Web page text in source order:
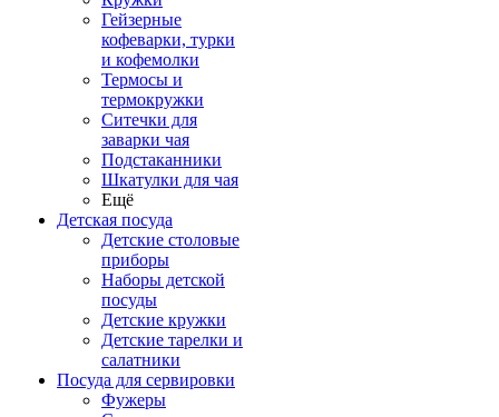
Гейзерные
кофеварки, турки
и кофемолки
Термосы и
термокружки
Ситечки для
заварки чая
Подстаканники
Шкатулки для чая
Ещё
Детская посуда
Детские столовые
приборы
Наборы детской
посуды
Детские кружки
Детские тарелки и
салатники
Посуда для сервировки
Фужеры